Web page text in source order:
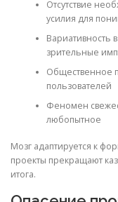
Отсутствие
усилия для
Вариативность
зрительные
Общественное
пользователей
Феномен
любопытное
Мозг адаптируется к
проекты прекращают
итога.